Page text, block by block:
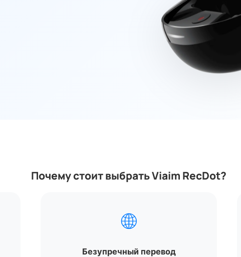
Почему стоит выбрать Viaim RecDot?
🌐
Безупречный перевод